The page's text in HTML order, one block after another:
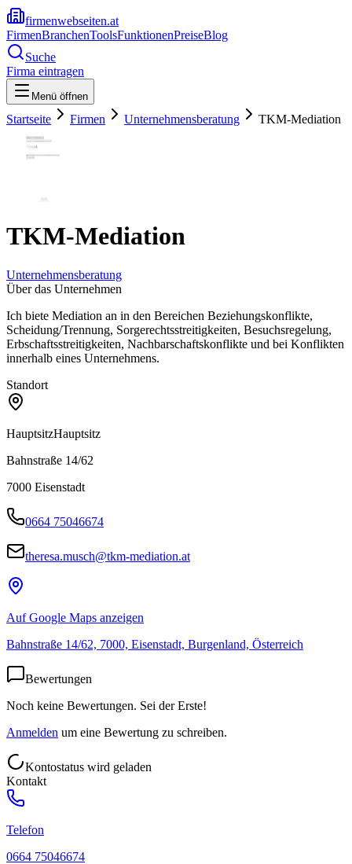
firmenwebseiten.at
FirmenBranchenToolsFunktionenPreiseBlog
Suche
Firma eintragen
Menü öffnen
Startseite Firmen Unternehmensberatung TKM-Mediation
TKM-Mediation
Unternehmensberatung
Über das Unternehmen
Ich biete Mediation an in den Bereichen Beziehungskonflikte,
Scheidung/Trennung, Sorgerechtsstreitigkeiten, Besuchsregelung,
Erbschaftsstreitigkeiten, Nachbarschaftskonflikte und bei Konflikten
innerhalb eines Unternehmens.
Standort
HauptsitzHauptsitz
Bahnstraße 14/62
7000 Eisenstadt
0664 75046674
theresa.musch@tkm-mediation.at
Auf Google Maps anzeigen
Bahnstraße 14/62, 7000, Eisenstadt, Burgenland, Österreich
Bewertungen
Noch keine Bewertungen. Sei der Erste!
Anmelden um eine Bewertung zu schreiben.
Kontostatus wird geladen
Kontakt
Telefon
0664 75046674